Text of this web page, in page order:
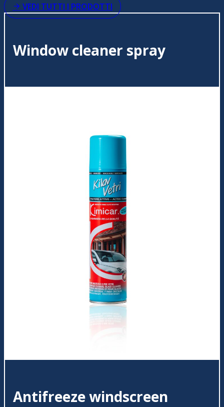
VEDI TUTTI I PRODOTTI
Window cleaner spray
Antifreeze windscreen